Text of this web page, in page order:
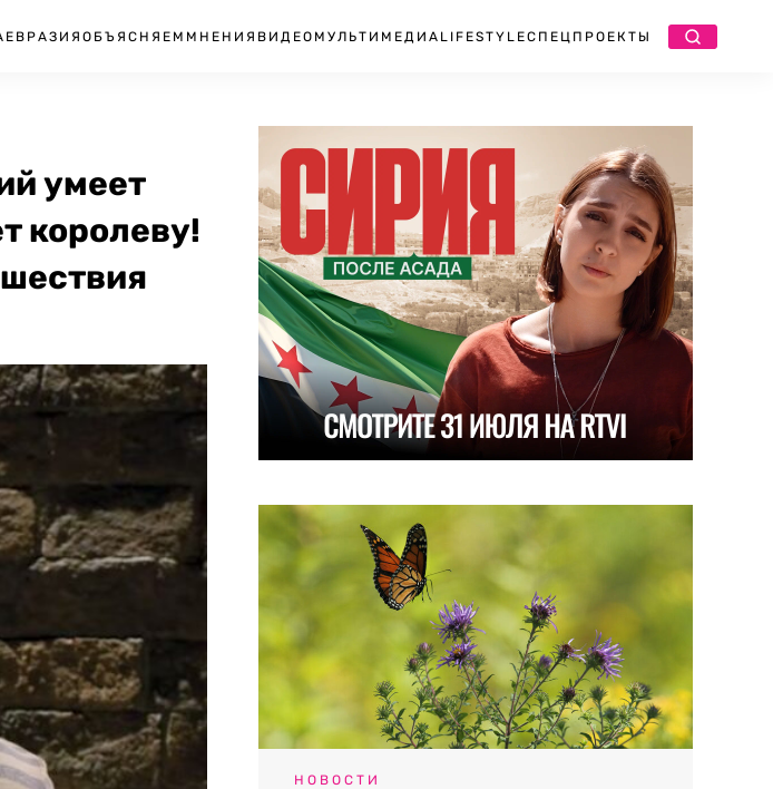
ЕВРАЗИЯ ОБЪЯСНЯЕМ МНЕНИЯ ВИДЕО МУЛЬТИМЕДИА LIFESTYLEСПЕЦПРОЕКТЫ
умеет
королеву!
НОВОСТИ